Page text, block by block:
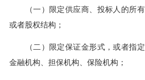
（一）限定供应商、投标人的所有
或者股权结构；
（二）限定保证金形式，或者指定
金融机构、担保机构、保险机构；